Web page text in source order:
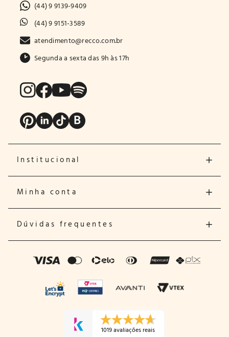
(44) 9 9139-9409
(44) 9 9151-3589
atendimento@recco.com.br
Segunda a sexta das 9h às 17h
Institucional
Minha conta
Dúvidas frequentes
1019 avaliações reais